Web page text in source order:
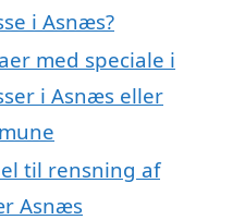
i Asnæs?
med speciale i
i Asnæs eller
til rensning af
Asnæs